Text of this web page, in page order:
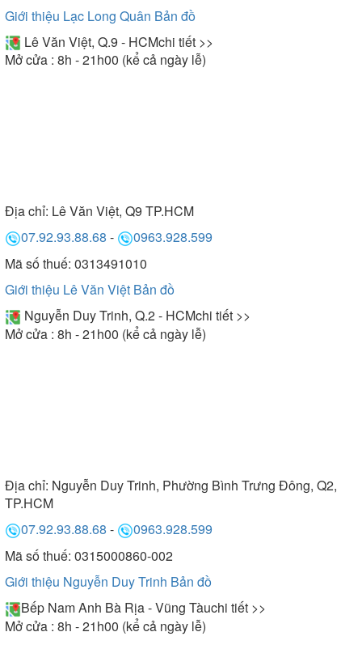
Giới thiệu Lạc Long Quân Bản đồ
Lê Văn Việt, Q.9 - HCMchi tiết >>
Mở cửa : 8h - 21h00 (kể cả ngày lễ)
Địa chỉ: Lê Văn Việt, Q9 TP.HCM
07.92.93.88.68 -
0963.928.599
Mã số thuế: 0313491010
Giới thiệu Lê Văn Việt Bản đồ
Nguyễn Duy Trinh, Q.2 - HCMchi tiết >>
Mở cửa : 8h - 21h00 (kể cả ngày lễ)
Địa chỉ: Nguyễn Duy Trinh, Phường Bình Trưng Đông, Q2,
TP.HCM
07.92.93.88.68 -
0963.928.599
Mã số thuế: 0315000860-002
Giới thiệu Nguyễn Duy Trinh Bản đồ
Bếp Nam Anh Bà Rịa - Vũng Tàuchi tiết >>
Mở cửa : 8h - 21h00 (kể cả ngày lễ)